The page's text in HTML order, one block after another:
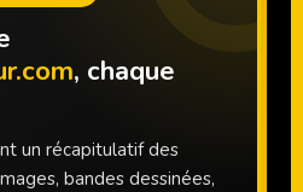
, chaque
un récapitulatif des
bandes dessinées,